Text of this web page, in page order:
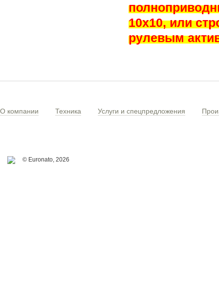
10х10, или
рулевым
О компании Техника Услуги и спецпредложения
© Euronato, 2026